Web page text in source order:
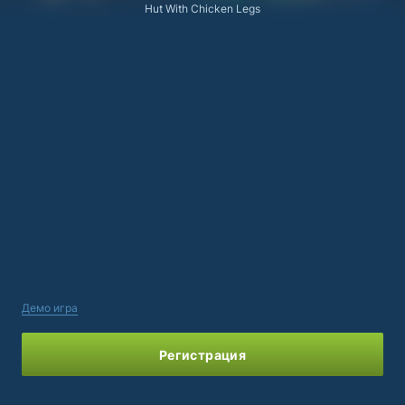
Hut With Chicken Legs
Демо игра
Регистрация